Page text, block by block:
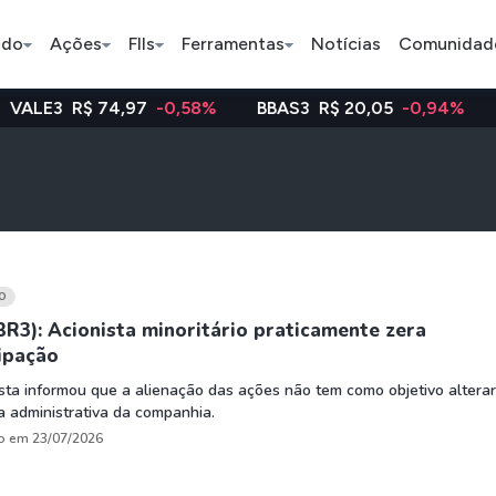
Ações FIIs Ferramentas Notícias
ETFs
BOVA11
IVVB11
Tesla
Bitcoin
Binance
-0,58% BBAS3 R$ 20,05 -0,94% WEGE3
Acionista minoritário praticamente zera
informou que a alienação das ações não tem como objetivo
administrativa da companhia.
em 23/07/2026